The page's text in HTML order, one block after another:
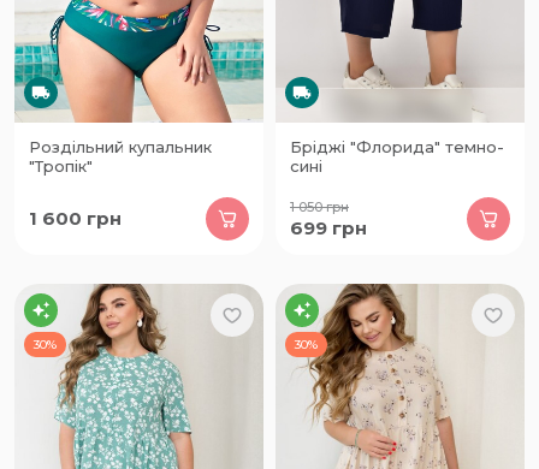
Роздільний купальник
"Тропік"
1 600 грн
Бріджі "Флорида" темно-
сині
1 050грн
699 грн
30% 30%